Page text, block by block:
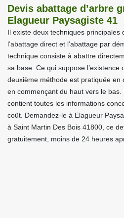
Devis abattage d’arbre
Elagueur Paysagiste 41
Il existe deux techniques principales
l’abattage direct et l’abattage par
technique consiste à abattre
sa base. Ce qui suppose l’existence
deuxième méthode est pratiquée en
en commençant du haut vers le bas.
contient toutes les informations
coût. Demandez-le à Elagueur
à Saint Martin Des Bois 41800, ce
gratuitement, moins de 24 heures